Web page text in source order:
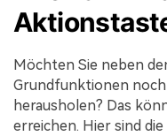
Möchten Sie neben
Grundfunktionen
herausholen? Das
erreichen. Hier sind